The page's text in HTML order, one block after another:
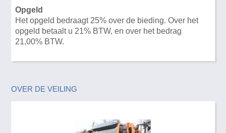
Opgeld
Het opgeld bedraagt 25% over de bieding. Over het
opgeld betaalt u 21% BTW, en over het bedrag
21,00% BTW.
OVER DE VEILING